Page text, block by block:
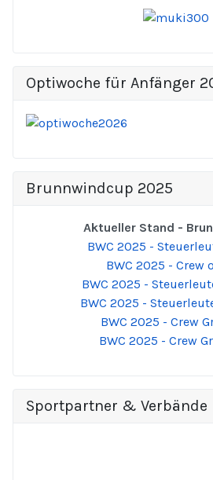
Optiwoche für Anfänger
Brunnwindcup 2025
Aktueller Stand -
BWC 2025 -
BWC 2025 - Crew
BWC 2025 -
BWC 2025 -
BWC 2025 - Crew
BWC 2025 - Crew
Sportpartner & Verbände